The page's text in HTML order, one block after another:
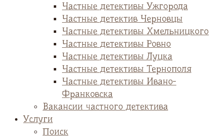
Частные детективы Ужгорода
Частные детектив Черновцы
Частные детективы Хмельницкого
Частные детективы Ровно
Частные детективы Луцка
Частные детективы Тернополя
Частные детективы Ивано-
Франковска
Вакансии частного детектива
Услуги
Поиск